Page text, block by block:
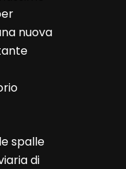
nuova
spalle
di